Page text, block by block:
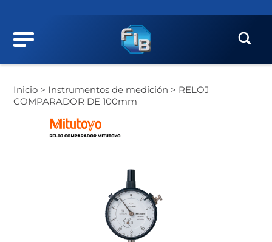
Inicio > Instrumentos de medición > RELOJ
COMPARADOR DE 100mm